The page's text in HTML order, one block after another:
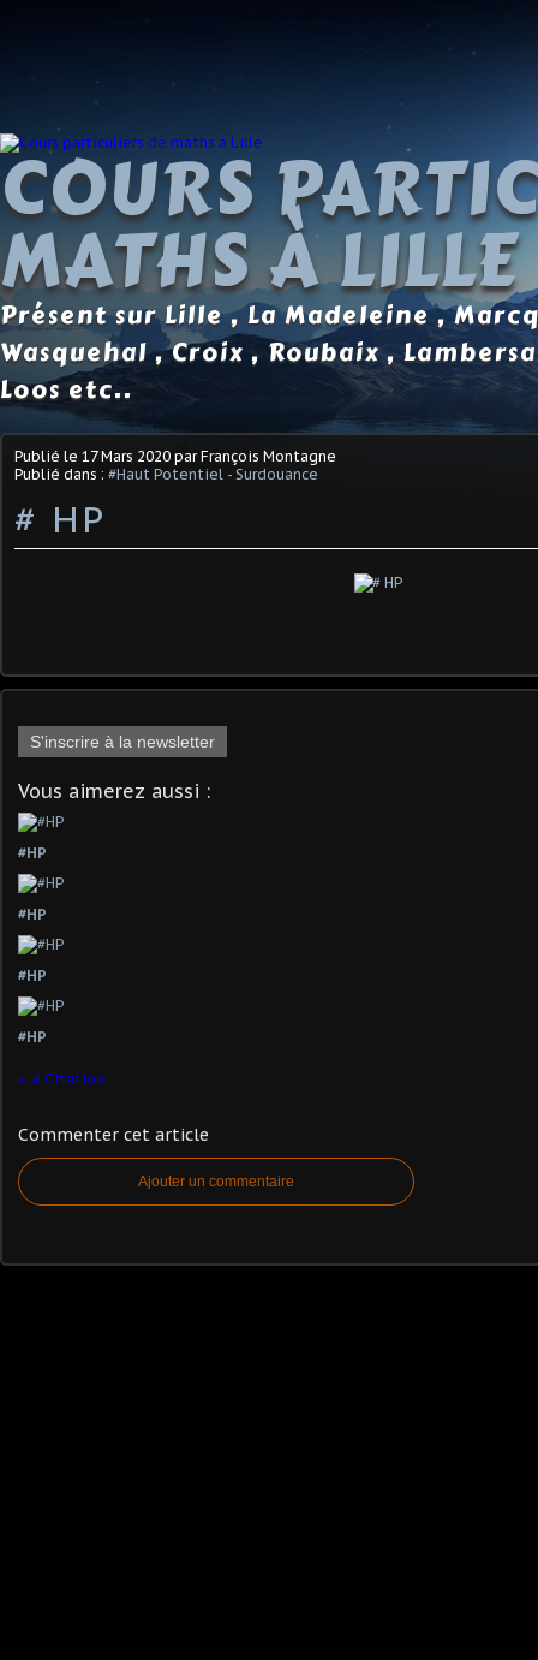
COURS
MATHS À LILLE
Présent sur Lille , La Madeleine ,
Wasquehal , Croix , Roubaix ,
Loos etc..
Publié le 17 Mars 2020 par François Montagne
Publié dans : #Haut Potentiel - Surdouance
# HP
S'inscrire à la newsletter
Vous aimerez aussi :
#HP
#HP
#HP
#HP
# Citation
Commenter cet article
Ajouter un commentaire